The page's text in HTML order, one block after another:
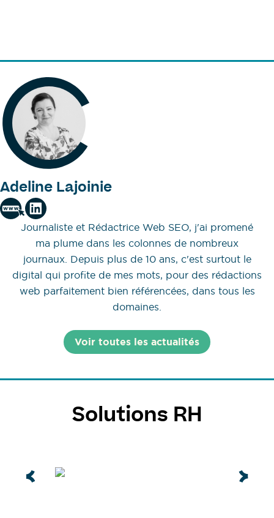
Adeline Lajoinie
Journaliste et Rédactrice Web SEO, j'ai promené
ma plume dans les colonnes de nombreux
journaux. Depuis plus de 10 ans, c'est surtout le
digital qui profite de mes mots, pour des rédactions
web parfaitement bien référencées, dans tous les
domaines.
Voir toutes les actualités
Solutions RH